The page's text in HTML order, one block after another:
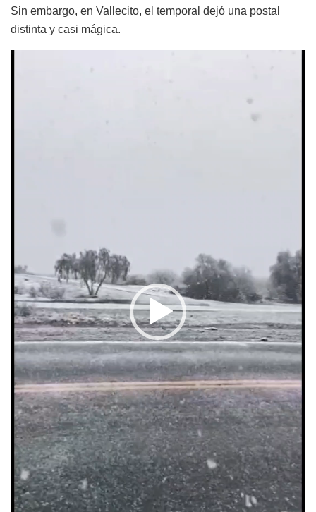
Sin embargo, en Vallecito, el temporal dejó una postal
distinta y casi mágica.